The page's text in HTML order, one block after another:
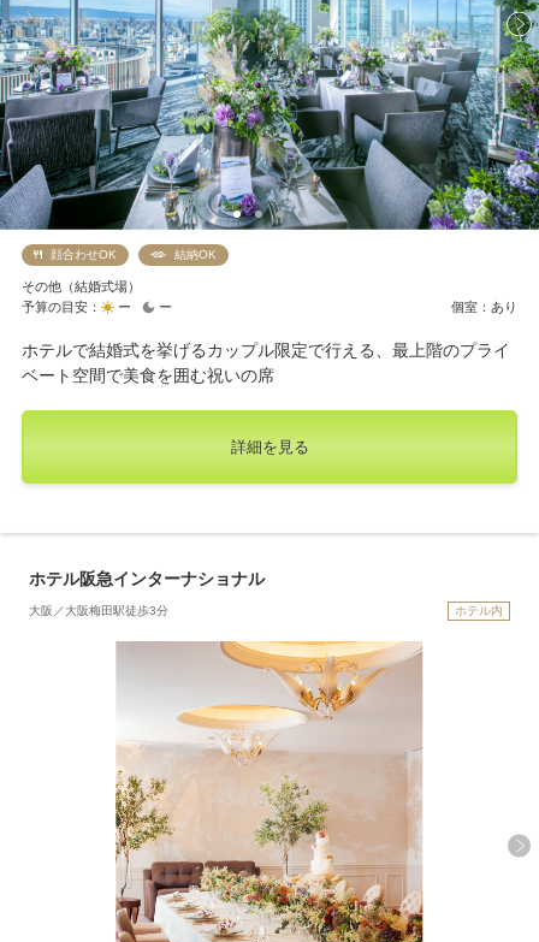
顔合わせOK 結納OK
その他（結婚式場）
予算の目安：
ー ー 個室：あり
ホテルで結婚式を挙げるカップル限定で行える、最上階のプライ
ベート空間で美食を囲む祝いの席
詳細を見る
ホテル阪急インターナショナル
大阪／大阪梅田駅徒歩3分 ホテル内